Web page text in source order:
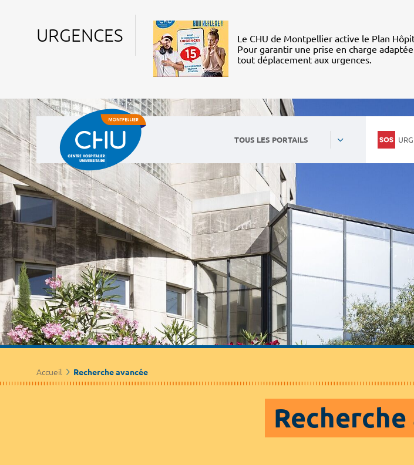
URGENCES
Le CHU de Montpellier active le Plan
Pour garantir une prise en charge
tout déplacement aux urgences.
TOUS LES PORTAILS
Accueil Recherche avancée
Recherche